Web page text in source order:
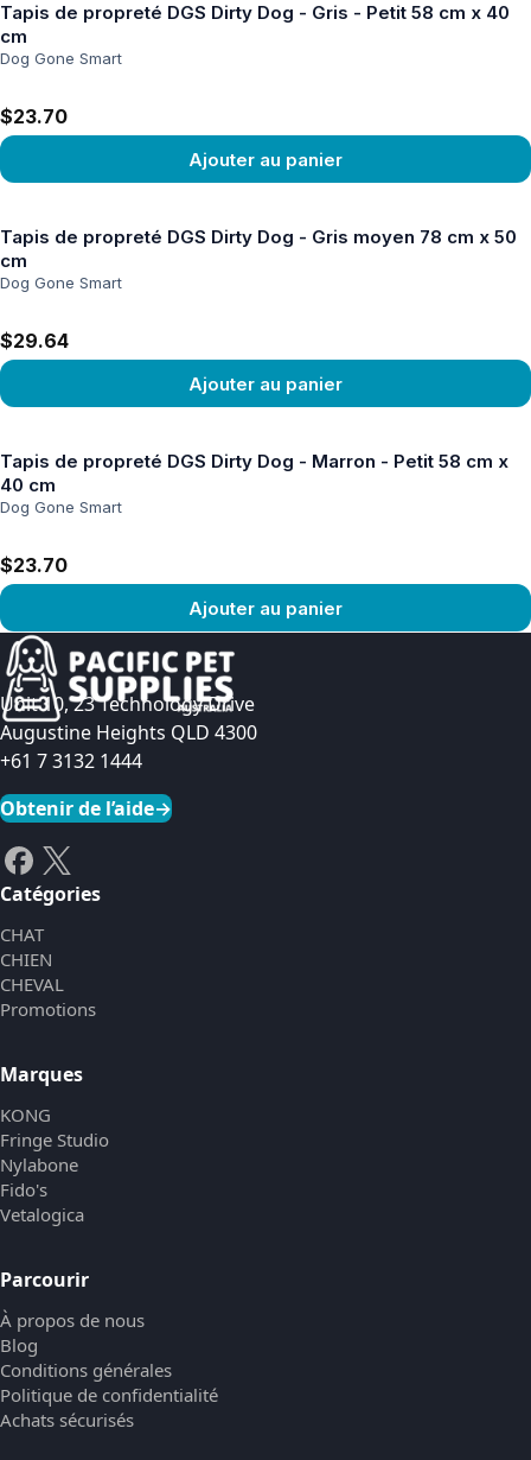
Tapis de propreté DGS Dirty Dog - Gris - Petit 58 cm x 40
cm
Dog Gone Smart
$23.70
Ajouter au panier
Tapis de propreté DGS Dirty Dog - Gris moyen 78 cm x 50
cm
Dog Gone Smart
$29.64
Ajouter au panier
Tapis de propreté DGS Dirty Dog - Marron - Petit 58 cm x
40 cm
Dog Gone Smart
$23.70
Ajouter au panier
Voir le produit
Unit 10, 23 Technology Drive
Augustine Heights QLD 4300
+61 7 3132 1444
Obtenir de l’aide→
Catégories
CHAT
CHIEN
CHEVAL
Promotions
Marques
KONG
Fringe Studio
Nylabone
Fido's
Vetalogica
Parcourir
À propos de nous
Blog
Conditions générales
Politique de confidentialité
Achats sécurisés